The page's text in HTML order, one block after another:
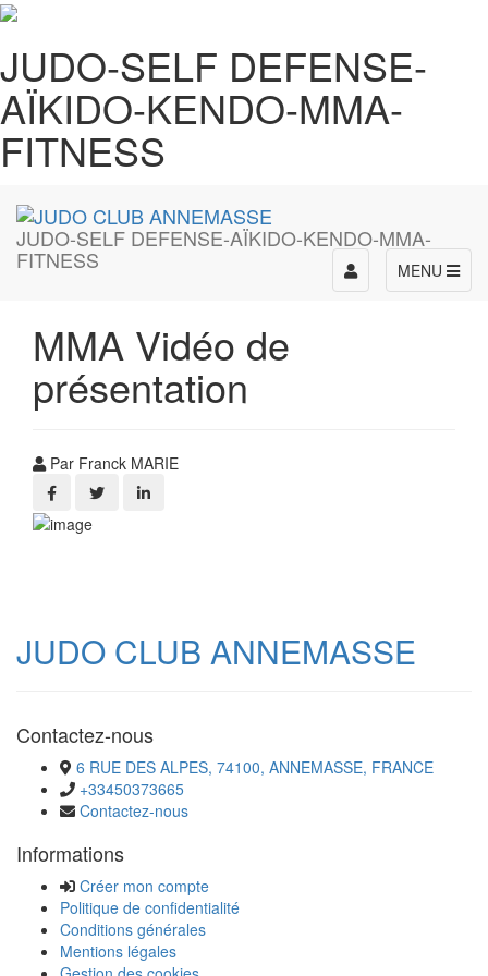
JUDO-SELF DEFENSE-
AÏKIDO-KENDO-MMA-
FITNESS
JUDO-SELF DEFENSE-AÏKIDO-KENDO-MMA-
FITNESS MENU
Toggle
navigation
MMA Vidéo de
présentation
Par Franck MARIE
JUDO CLUB ANNEMASSE
Contactez-nous
6 RUE DES ALPES, 74100, ANNEMASSE, FRANCE
+33450373665
Contactez-nous
Informations
Créer mon compte
Politique de confidentialité
Conditions générales
Mentions légales